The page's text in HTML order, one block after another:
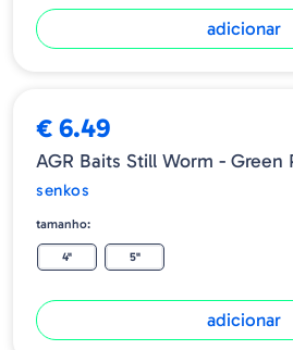
adicionar
€ 6.49
AGR Baits Still Worm - Green
senkos
tamanho:
4" 5"
adicionar